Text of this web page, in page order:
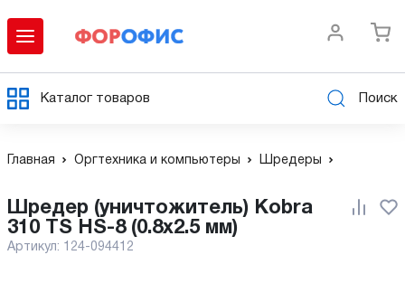
Каталог товаров Поиск
Главная Оргтехника и компьютеры Шредеры
Шредер (уничтожитель) Kobra
310 TS HS-8 (0.8x2.5 мм)
Артикул: 124-094412